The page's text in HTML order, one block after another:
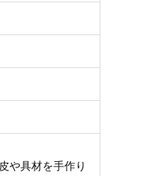
や具材を手作り